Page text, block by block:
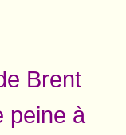
Brent
peine à